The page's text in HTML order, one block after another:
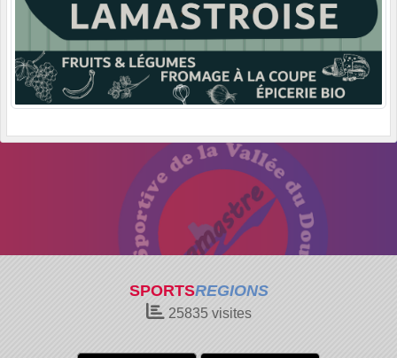
SPORTSREGIONS
25835visites